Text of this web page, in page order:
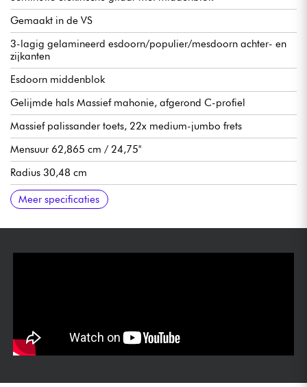
Gemaakt in de VS
3-lagig gelamineerd esdoorn/populier/mesdoorn achter- en
zijkanten
Esdoorn middenblok
Gelijmde hals Massief mahonie, afgerond C-profiel
Massief palissander toets, 22x medium-jumbo frets
Mensuur 62,865 cm / 24,75"
Radius 30,48 cm
Kambreedte hals tot topkam 4,2863 cm / 1,6875
Breedte hals laatste fret 5.2375 cm
Halsdikte bij kam 21.59 mm / .850
Hals tot 12e fret 24,13 mm dik
Gibson Custombucker Alnico 3 humbucker-elementen
1 volume per pickup
1 toon per pickup
3-positie pickupschakelaar
Orange Drop mogelijkheden
Gibson Tune-O-Matic ABR-1 brug
Gibson Stop Bar staartstuk
Vintage Deluxe stemmechanieken met Keystone knoppen
Graph Tech kam
Hoogglans nitrocellulose lak
Verkocht met Gibson Memphis koffer
Aanbevolen snaardiktes 10.46, 10.52
Meer specificaties